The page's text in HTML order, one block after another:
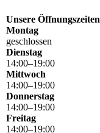
Unsere Öffnungszeiten
Montag
geschlossen
Dienstag
14:00–19:00
Mittwoch
14:00–19:00
Donnerstag
14:00–19:00
Freitag
14:00–19:00